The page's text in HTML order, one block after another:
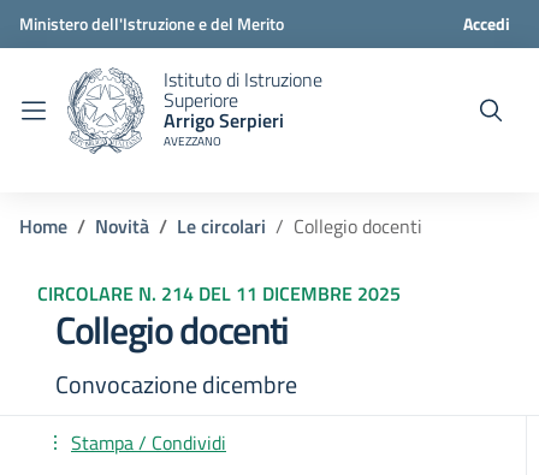
Ministero dell'Istruzione e del Merito Accedi
Istituto di Istruzione
Superiore
Arrigo Serpieri
AVEZZANO
Home Novità Le circolari Collegio docenti
CIRCOLARE N. 214 DEL 11 DICEMBRE 2025
Collegio docenti
Convocazione dicembre
Stampa / Condividi